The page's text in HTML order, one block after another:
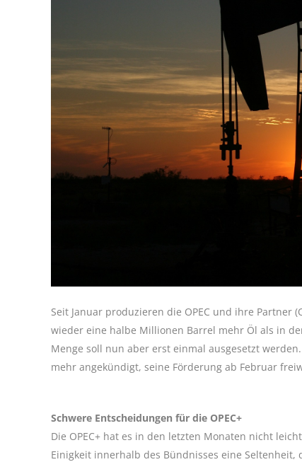
Seit Januar produzieren die OPEC und ihre Partner
wieder eine halbe Millionen Barrel mehr Öl als in
Menge soll nun aber erst einmal ausgesetzt
mehr angekündigt, seine Förderung ab Februar
Schwere Entscheidungen für die OPEC+
Die OPEC+ hat es in den letzten Monaten nicht
Einigkeit innerhalb des Bündnisses eine Seltenheit,